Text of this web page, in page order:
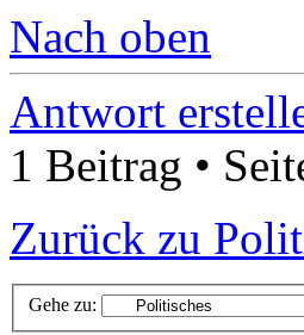
Nach oben
Antwort
1 Beitrag •
Zurück zu
Gehe zu: